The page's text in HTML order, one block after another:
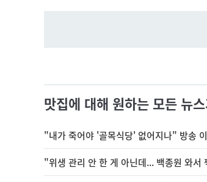
맛집에 대해 원하는 모든 뉴
"내가 죽어야 '골목식당' 없어지나" 방송
"위생 관리 안 한 게 아닌데... 백종원 와서